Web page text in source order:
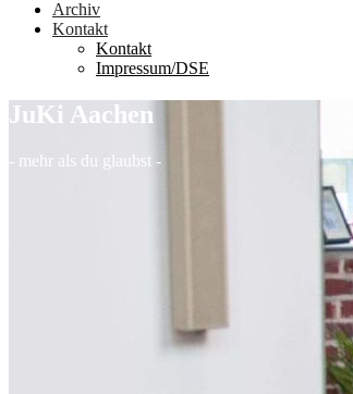
Archiv
Kontakt
Kontakt
Impressum/DSE
JuKi Aachen
- mehr als du glaubst -